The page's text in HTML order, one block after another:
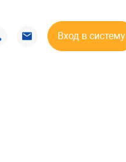
Вход в систему